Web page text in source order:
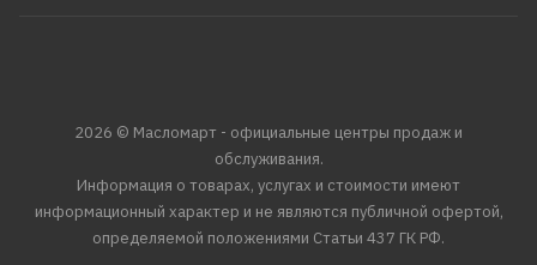
2026 © Масломарт - официальные центры продаж и
обслуживания.
Информация о товарах, услугах и стоимости имеют
информационный характер и не являются публичной офертой,
определяемой положениями Статьи 437 ГК РФ.